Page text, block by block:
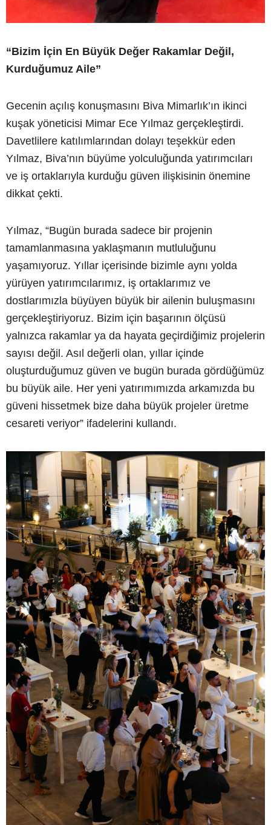
“Bizim İçin En Büyük Değer Rakamlar Değil,
Kurduğumuz Aile”
Gecenin açılış konuşmasını Biva Mimarlık’ın ikinci
kuşak yöneticisi Mimar Ece Yılmaz gerçekleştirdi.
Davetlilere katılımlarından dolayı teşekkür eden
Yılmaz, Biva’nın büyüme yolculuğunda yatırımcıları
ve iş ortaklarıyla kurduğu güven ilişkisinin önemine
dikkat çekti.
Yılmaz, “Bugün burada sadece bir projenin
tamamlanmasına yaklaşmanın mutluluğunu
yaşamıyoruz. Yıllar içerisinde bizimle aynı yolda
yürüyen yatırımcılarımız, iş ortaklarımız ve
dostlarımızla büyüyen büyük bir ailenin buluşmasını
gerçekleştiriyoruz. Bizim için başarının ölçüsü
yalnızca rakamlar ya da hayata geçirdiğimiz projelerin
sayısı değil. Asıl değerli olan, yıllar içinde
oluşturduğumuz güven ve bugün burada gördüğümüz
bu büyük aile. Her yeni yatırımımızda arkamızda bu
güveni hissetmek bize daha büyük projeler üretme
cesareti veriyor” ifadelerini kullandı.